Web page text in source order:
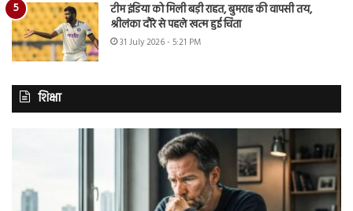
टीम इंडिया को मिली बड़ी राहत, बुमराह की वापसी तय,
श्रीलंका दौरे से पहले खत्म हुई चिंता
31 July 2026 - 5:21 PM
शिक्षा